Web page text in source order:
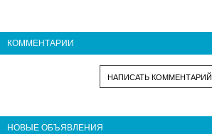
КОММЕНТАРИИ
НАПИСАТЬ КОММЕНТАРИЙ
НОВЫЕ ОБЪЯВЛЕНИЯ